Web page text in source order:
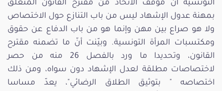
التونسية أنّ موقف الاتحاد من مقترح القانون المتعلّق
بمهنة عدول الإشهاد ليس من باب التنازع حول الاختصاص
ولا هو صراع بين مهن وإنما هو من باب الدفاع عن حقوق
ومكتسبات المرأة التونسية. وبيّنت أنّ ما تضمنه مقترح
القانون، وتحديدا ما ورد بالفصل 26 منه من حصر
لاختصاصات مطلقة لعدل الإشهاد دون سواه، ومن ذلك
اختصاصه " بتوثيق الطلاق الرضائي"، يعدّ مساسا